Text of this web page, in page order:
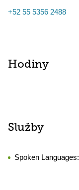
+52 55 5356 2488
Hodiny
Služby
Spoken Languages: